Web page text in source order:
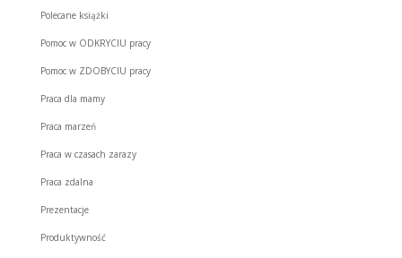
Polecane książki
Pomoc w ODKRYCIU pracy
Pomoc w ZDOBYCIU pracy
Praca dla mamy
Praca marzeń
Praca w czasach zarazy
Praca zdalna
Prezentacje
Produktywność